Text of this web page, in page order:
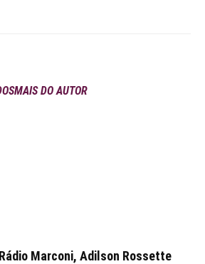
MAIS DO AUTOR
Marconi, Adilson Rossette